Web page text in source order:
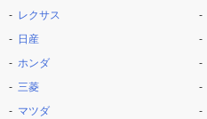
レクサス
日産
ホンダ
三菱
マツダ